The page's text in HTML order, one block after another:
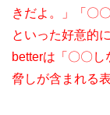
きだよ。」「〇
といった好意的
betterは「〇〇
脅しが含まれる